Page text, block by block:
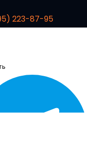
223-87-95